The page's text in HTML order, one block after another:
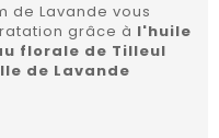
de Lavande vous
grâce à l'huile
florale de Tilleul
de Lavande